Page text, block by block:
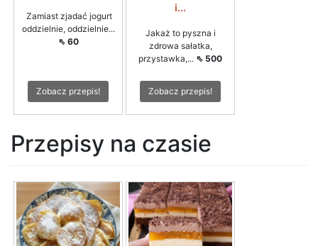
Zamiast zjadać jogurt
oddzielnie, oddzielnie...
⇖ 60
Zobacz przepis!
i...
Jakaż to pyszna i
zdrowa sałatka,
przystawka,... ⇖ 500
Zobacz przepis!
Przepisy na czasie